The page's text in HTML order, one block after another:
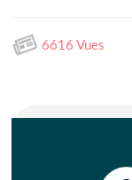
6616 Vues